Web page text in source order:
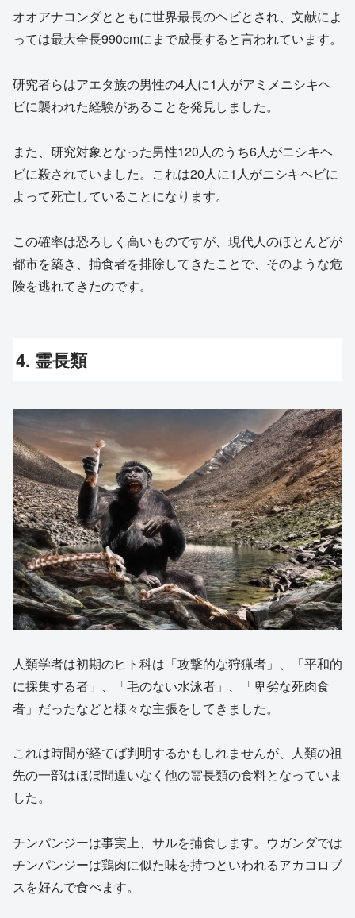
オオアナコンダとともに世界最長のヘビとされ、文献によ
っては最大全長990cmにまで成長すると言われています。
研究者らはアエタ族の男性の4人に1人がアミメニシキヘ
ビに襲われた経験があることを発見しました。
また、研究対象となった男性120人のうち6人がニシキヘ
ビに殺されていました。これは20人に1人がニシキヘビに
よって死亡していることになります。
この確率は恐ろしく高いものですが、現代人のほとんどが
都市を築き、捕食者を排除してきたことで、そのような危
険を逃れてきたのです。
4. 霊長類
人類学者は初期のヒト科は「攻撃的な狩猟者」、「平和的
に採集する者」、「毛のない水泳者」、「卑劣な死肉食
者」だったなどと様々な主張をしてきました。
これは時間が経てば判明するかもしれませんが、人類の祖
先の一部はほぼ間違いなく他の霊長類の食料となっていま
した。
チンパンジーは事実上、サルを捕食します。ウガンダでは
チンパンジーは鶏肉に似た味を持つといわれるアカコロブ
スを好んで食べます。